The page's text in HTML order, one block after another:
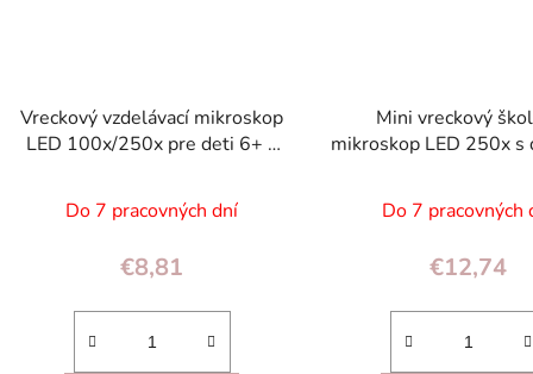
Vreckový vzdelávací mikroskop
LED 100x/250x pre deti 6+ s
Do 7 pracovných dní
€8,81
Mini vreckový
mikroskop LED 250x s
Do 7 pracovných
€12,74